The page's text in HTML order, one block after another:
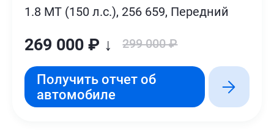
1.8 MT (150 л.с.), 256 659, Передний
269 000 ₽ ↓ 299 000 ₽
Получить отчет об
автомобиле